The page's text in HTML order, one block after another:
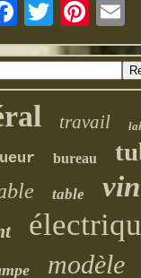
travail
bureau
table
modèle